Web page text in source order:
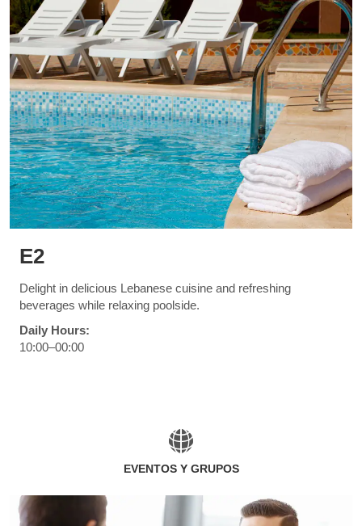
E2
Delight in delicious Lebanese cuisine and refreshing
beverages while relaxing poolside.
Daily Hours:
10:00–00:00
EVENTOS Y GRUPOS